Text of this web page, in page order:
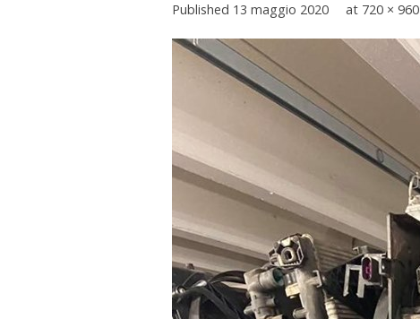
Published 13 maggio 2020 at 720 × 960